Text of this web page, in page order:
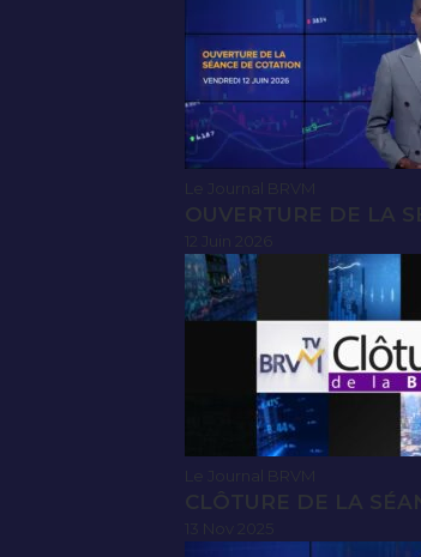
Le Journal BRVM
OUVERTURE DE LA
Le Journal BRVM
CLÔTURE DE LA